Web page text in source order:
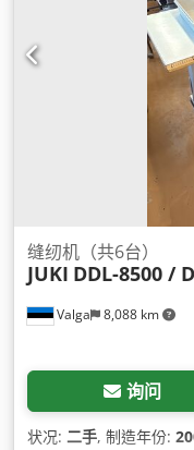
Valga 8,088 km
缝纫机（共6台）
JUKI DDL-8500 /
询问
状况: 二手, 制造年份: